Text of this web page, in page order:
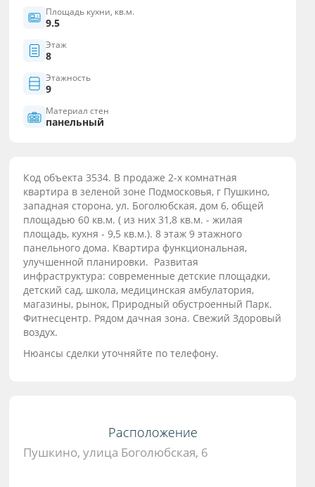
Площадь кухни, кв.м.
9.5
Этаж
8
Этажность
9
Материал стен
панельный
Код объекта 3534. В продаже 2-х комнатная
квартира в зеленой зоне Подмосковья, г Пушкино,
западная сторона, ул. Боголюбская, дом 6, общей
площадью 60 кв.м. ( из них 31,8 кв.м. - жилая
площадь, кухня - 9,5 кв.м.). 8 этаж 9 этажного
панельного дома. Квартира функциональная,
улучшенной планировки. Развитая
инфраструктура: современные детские площадки,
детский сад, школа, медицинская амбулатория,
магазины, рынок, Природный обустроенный Парк.
Фитнесцентр. Рядом дачная зона. Свежий Здоровый
воздух.
Нюансы сделки уточняйте по телефону.
Расположение
Пушкино, улица Боголюбская, 6